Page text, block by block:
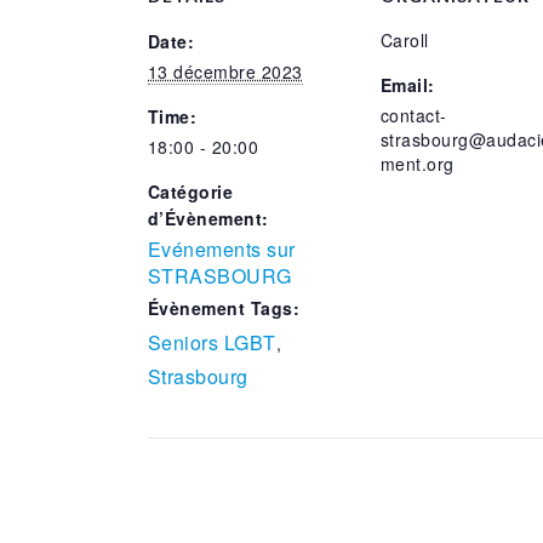
Date:
13 décembre 2023
Time:
18:00 - 20:00
Catégorie
d’Évènement:
Evénements sur
STRASBOURG
Évènement Tags:
Seniors LGBT,
Strasbourg
Caroll
Email:
contact-
ment.org